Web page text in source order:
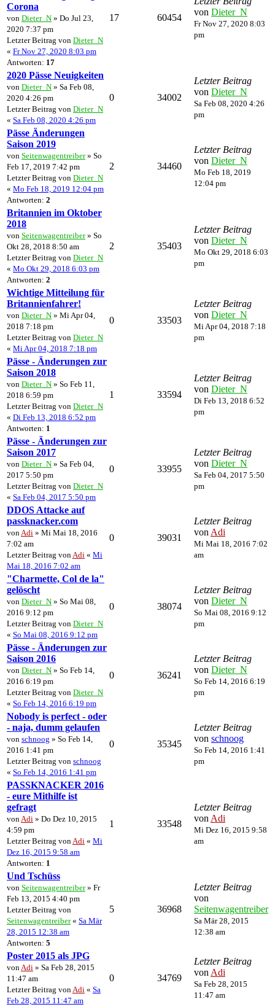
Corona
von Dieter_N » Do Jul 23,
2020 7:37 pm
Letzter Beitrag von Dieter_N
« Fr Nov 27, 2020 8:03 pm
Antworten: 17
17 60454
von Dieter_N
Fr Nov 27, 2020 8:03
pm
2020 Pässe Neuigkeiten
von Dieter_N » Sa Feb 08,
2020 4:26 pm
Letzter Beitrag von Dieter_N
« Sa Feb 08, 2020 4:26 pm
0 34002
Letzter Beitrag
von Dieter_N
Sa Feb 08, 2020 4:26
pm
Pässe Änderungen
Saison 2019
von Seitenwagentreiber» So
Feb 17, 2019 7:42 pm
Letzter Beitrag von Dieter_N
« Mo Feb 18, 2019 12:04 pm
Antworten: 2
2 34460
Letzter Beitrag
von Dieter_N
Mo Feb 18, 2019
12:04 pm
Britannien im Oktober
2018
von Seitenwagentreiber» So
Okt 28, 2018 8:50 am
Letzter Beitrag von Dieter_N
« Mo Okt 29, 2018 6:03 pm
Antworten: 2
2 35403
Letzter Beitrag
von Dieter_N
Mo Okt 29, 2018 6:03
pm
Wichtige Mitteilung für
Britannienfahrer!
von Dieter_N » Mi Apr 04,
2018 7:18 pm
Letzter Beitrag von Dieter_N
« Mi Apr 04, 2018 7:18 pm
0 33503
Letzter Beitrag
von Dieter_N
Mi Apr 04, 2018 7:18
pm
Pässe - Änderungen zur
Saison 2018
von Dieter_N » So Feb 11,
2018 6:59 pm
Letzter Beitrag von Dieter_N
« Di Feb 13, 2018 6:52 pm
Antworten: 1
1 33594
Letzter Beitrag
von Dieter_N
Di Feb 13, 2018 6:52
pm
Pässe - Änderungen zur
Saison 2017
von Dieter_N » Sa Feb 04,
2017 5:50 pm
Letzter Beitrag von Dieter_N
« Sa Feb 04, 2017 5:50 pm
0 33955
Letzter Beitrag
von Dieter_N
Sa Feb 04, 2017 5:50
pm
DDOS Attacke auf
passknacker.com
von Adi » Mi Mai 18, 2016
7:02 am
Letzter Beitrag von Adi « Mi
Mai 18, 2016 7:02 am
0 39031
Letzter Beitrag
von Adi
Mi Mai 18, 2016 7:02
am
"Charmette, Col de la"
gelöscht
von Dieter_N » So Mai 08,
2016 9:12 pm
Letzter Beitrag von Dieter_N
« So Mai 08, 2016 9:12 pm
0 38074
Letzter Beitrag
von Dieter_N
So Mai 08, 2016 9:12
pm
Pässe - Änderungen zur
Saison 2016
von Dieter_N » So Feb 14,
2016 6:19 pm
Letzter Beitrag von Dieter_N
« So Feb 14, 2016 6:19 pm
0 36241
Letzter Beitrag
von Dieter_N
So Feb 14, 2016 6:19
pm
Nobody is perfect - oder
- naja, dumm gelaufen
von schnoog » So Feb 14,
2016 1:41 pm
Letzter Beitrag von schnoog
« So Feb 14, 2016 1:41 pm
0 35345
Letzter Beitrag
von schnoog
So Feb 14, 2016 1:41
pm
PASSKNACKER 2016
- eure Mithilfe ist
gefragt
von Adi » Do Dez 10, 2015
4:59 pm
Letzter Beitrag von Adi « Mi
Dez 16, 2015 9:58 am
Antworten: 1
1 33548
Letzter Beitrag
von Adi
Mi Dez 16, 2015 9:58
am
Und Tschüss
von Seitenwagentreiber» Fr
Feb 13, 2015 4:40 pm
Letzter Beitrag von
Seitenwagentreiber« Sa Mär
28, 2015 12:38 am
Antworten: 5
5 36968
Letzter Beitrag
von
Seitenwagentreiber
Sa Mär 28, 2015
12:38 am
Poster 2015 als JPG
von Adi » Sa Feb 28, 2015
11:47 am
Letzter Beitrag von Adi « Sa
Feb 28, 2015 11:47 am
0 34769
Letzter Beitrag
von Adi
Sa Feb 28, 2015
11:47 am